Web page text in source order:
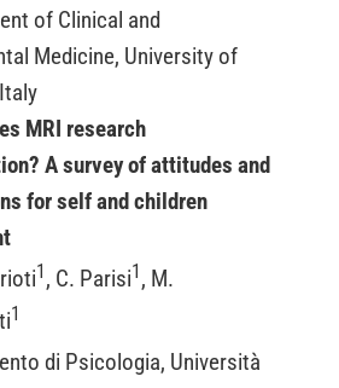
of Clinical and
Medicine, University of
MRI research
A survey of attitudes and
for self and children
1 , C. Parisi1 , M.
1
di Psicologia, Università